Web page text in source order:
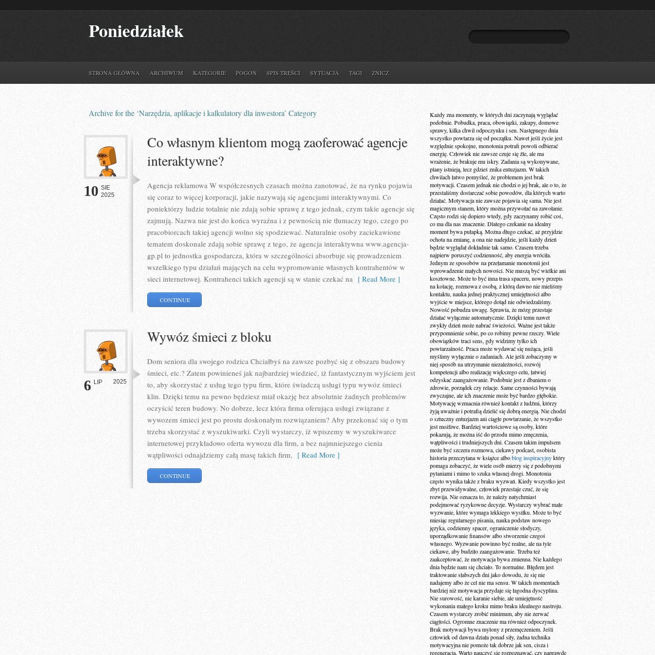
Poniedziałek
STRONA GŁÓWNA ARCHIWUM KATEGORIE POGOŃ SPIS TREŚCI SYTUACJA TAGI ZNICZ
Archive for the ‘Narzędzia, aplikacje i kalkulatory dla inwestora’ Category
10 SIE
2025
Co własnym klientom mogą zaoferować agencje
interaktywne?
Agencja reklamowa W współczesnych czasach można zanotować, że na rynku pojawia
się coraz to więcej korporacji, jakie nazywają się agencjami interaktywnymi. Co
poniektórzy ludzie totalnie nie zdają sobie sprawę z tego jednak, czym takie agencje się
zajmują. Nazwa nie jest do końca wyraźna i z pewnością nie tłumaczy tego, czego po
pracobiorcach takiej agencji wolno się spodziewać. Naturalnie osoby zaciekawione
tematem doskonale zdają sobie sprawę z tego, że agencja interaktywna www.agencja-
gp.pl to jednostka gospodarcza, która w szczególności absorbuje się prowadzeniem
wszelkiego typu działań mających na celu wypromowanie własnych kontrahentów w
sieci internetowej. Kontrahenci takich agencji są w stanie czekać na [ Read More ]
CONTINUE
6 LIP 2025
Wywóz śmieci z bloku
Dom seniora dla swojego rodzica Chciałbyś na zawsze pozbyć się z obszaru budowy
śmieci, etc.? Zatem powinieneś jak najbardziej wiedzieć, iż fantastycznym wyjściem jest
to, aby skorzystać z usług tego typu firm, które świadczą usługi typu wywóz śmieci
klin. Dzięki temu na pewno będziesz miał okazję bez absolutnie żadnych problemów
oczyścić teren budowy. No dobrze, lecz która firma oferująca usługi związane z
wywozem śmieci jest po prostu doskonałym rozwiązaniem? Aby przekonać się o tym
trzeba skorzystać z wyszukiwarki. Czyli wystarczy, iż wpiszemy w wyszukiwarce
internetowej przykładowo oferta wywozu dla firm, a bez najmniejszego cienia
wątpliwości odnajdziemy całą masę takich firm, [ Read More ]
CONTINUE
Każdy zna momenty, w których dni zaczynają wyglądać
podobnie. Pobudka, praca, obowiązki, zakupy, domowe
sprawy, kilka chwil odpoczynku i sen. Następnego dnia
wszystko powtarza się od początku. Nawet jeśli życie jest
względnie spokojne, monotonia potrafi powoli odbierać
energię. Człowiek nie zawsze czuje się źle, ale ma
wrażenie, że brakuje mu iskry. Zadania są wykonywane,
plany istnieją, lecz gdzieś znika entuzjazm. W takich
chwilach łatwo pomyśleć, że problemem jest brak
motywacji. Czasem jednak nie chodzi o jej brak, ale o to, że
przestaliśmy dostarczać sobie powodów, dla których warto
działać. Motywacja nie zawsze pojawia się sama. Nie jest
magicznym stanem, który można przywołać na zawołanie.
Często rodzi się dopiero wtedy, gdy zaczynamy robić coś,
co ma dla nas znaczenie. Dlatego czekanie na idealny
moment bywa pułapką. Można długo czekać, aż przyjdzie
ochota na zmianę, a ona nie nadejdzie, jeśli każdy dzień
będzie wyglądał dokładnie tak samo. Czasem trzeba
najpierw poruszyć codzienność, aby energia wróciła.
Jednym ze sposobów na przełamanie monotonii jest
wprowadzenie małych nowości. Nie muszą być wielkie ani
kosztowne. Może to być inna trasa spaceru, nowy przepis
na kolację, rozmowa z osobą, z którą dawno nie mieliśmy
kontaktu, nauka jednej praktycznej umiejętności albo
wyjście w miejsce, którego dotąd nie odwiedzaliśmy.
Nowość pobudza uwagę. Sprawia, że mózg przestaje
działać wyłącznie automatycznie. Dzięki temu nawet
zwykły dzień może nabrać świeżości. Ważne jest także
przypomnienie sobie, po co robimy pewne rzeczy. Wiele
obowiązków traci sens, gdy widzimy tylko ich
powtarzalność. Praca może wydawać się nużąca, jeśli
myślimy wyłącznie o zadaniach. Ale jeśli zobaczymy w
niej sposób na utrzymanie niezależności, rozwój
kompetencji albo realizację większego celu, łatwiej
odzyskać zaangażowanie. Podobnie jest z dbaniem o
zdrowie, porządek czy relacje. Same czynności bywają
zwyczajne, ale ich znaczenie może być bardzo głębokie.
Motywację wzmacnia również kontakt z ludźmi, którzy
żyją uważnie i potrafią dzielić się dobrą energią. Nie chodzi
o sztuczny entuzjazm ani ciągłe powtarzanie, że wszystko
jest możliwe. Bardziej wartościowe są osoby, które
pokazują, że można iść do przodu mimo zmęczenia,
wątpliwości i trudniejszych dni. Czasem takim impulsem
może być szczera rozmowa, ciekawy podcast, osobista
historia przeczytana w książce alboblog inspiracyjnyktóry
pomaga zobaczyć, że wiele osób mierzy się z podobnymi
pytaniami i mimo to szuka własnej drogi. Monotonia
często wynika także z braku wyzwań. Kiedy wszystko jest
zbyt przewidywalne, człowiek przestaje czuć, że się
rozwija. Nie oznacza to, że należy natychmiast
podejmować ryzykowne decyzje. Wystarczy wybrać małe
wyzwanie, które wymaga lekkiego wysiłku. Może to być
miesiąc regularnego pisania, nauka podstaw nowego
języka, codzienny spacer, ograniczenie słodyczy,
uporządkowanie finansów albo stworzenie czegoś
własnego. Wyzwanie powinno być realne, ale na tyle
ciekawe, aby budziło zaangażowanie. Trzeba też
zaakceptować, że motywacja bywa zmienna. Nie każdego
dnia będzie nam się chciało. To normalne. Błędem jest
traktowanie słabszych dni jako dowodu, że się nie
nadajemy albo że cel nie ma sensu. W takich momentach
bardziej niż motywacja przydaje się łagodna dyscyplina.
Nie surowość, nie karanie siebie, ale umiejętność
wykonania małego kroku mimo braku idealnego nastroju.
Czasem wystarczy zrobić minimum, aby nie zerwać
ciągłości. Ogromne znaczenie ma również odpoczynek.
Brak motywacji bywa mylony z przemęczeniem. Jeśli
człowiek od dawna działa ponad siły, żadna technika
motywacyjna nie pomoże tak dobrze jak sen, cisza i
regeneracja. Warto nauczyć się rozpoznawać, czy naprawdę